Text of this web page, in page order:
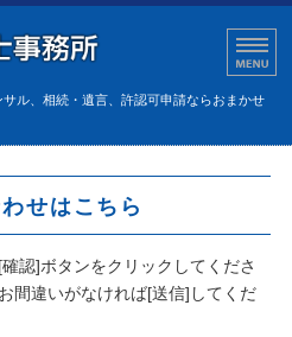
建設業許可の申請
ル、相続・遺言、許認可申請ならおまかせ
せはこちら
認]ボタンをクリックしてくださ
間違いがなければ[送信]してくだ